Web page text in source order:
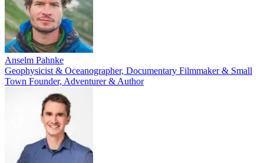
Anselm Pahnke
Geophysicist & Oceanographer, Documentary Filmmaker & Small
Town Founder, Adventurer & Author